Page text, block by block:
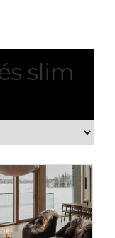
slim